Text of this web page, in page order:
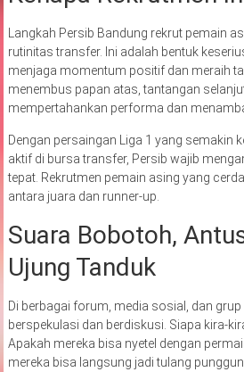
Langkah Persib Bandung rekrut pemain
rutinitas transfer. Ini adalah bentuk
menjaga momentum positif dan meraih
menembus papan atas, tantangan
mempertahankan performa dan
Dengan persaingan Liga 1 yang semakin
aktif di bursa transfer, Persib wajib
tepat. Rekrutmen pemain asing yang
antara juara dan runner-up.
Suara Bobotoh,
Ujung Tanduk
Di berbagai forum, media sosial, dan grup
berspekulasi dan berdiskusi. Siapa kira-
Apakah mereka bisa nyetel dengan
mereka bisa langsung jadi tulang